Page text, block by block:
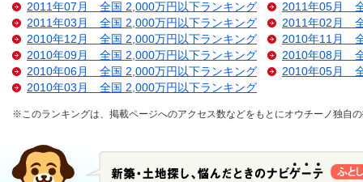
2011年07月 全国 2,000万円以下ランキング
2011年05月
2011年03月 全国 2,000万円以下ランキング
2011年02月
2010年12月 全国 2,000万円以下ランキング
2010年11月
2010年09月 全国 2,000万円以下ランキング
2010年08月
2010年06月 全国 2,000万円以下ランキング
2010年05月
2010年03月 全国 2,000万円以下ランキング
※このランキングは、掲載ページへのアクセス数などをもとにオウチーノ独自